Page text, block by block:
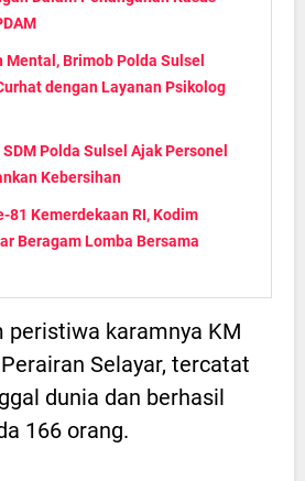
Brimob Polda Sulsel
dengan Layanan Psikolog
Polda Sulsel Ajak Personel
Kebersihan
81 Kemerdekaan RI, Kodim
Beragam Lomba Bersama
peristiwa karamnya KM
Selayar, tercatat
dunia dan berhasil
166 orang.